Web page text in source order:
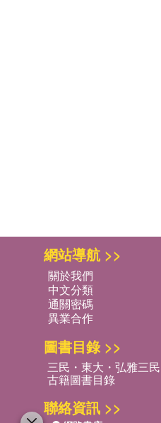
網站導航 >>
關於我們
中文分類
通關密碼
異業合作
圖書目錄 >>
三民・東大・弘雅三民
古籍圖書目錄
聯絡資訊 >>